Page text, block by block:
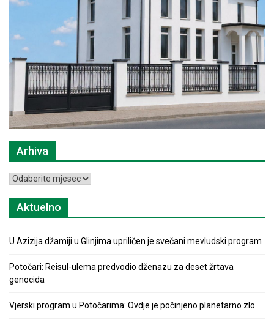
Arhiva
Arhiva
Aktuelno
U Azizija džamiji u Glinjima upriličen je svečani mevludski program
Potočari: Reisul-ulema predvodio dženazu za deset žrtava
genocida
Vjerski program u Potočarima: Ovdje je počinjeno planetarno zlo